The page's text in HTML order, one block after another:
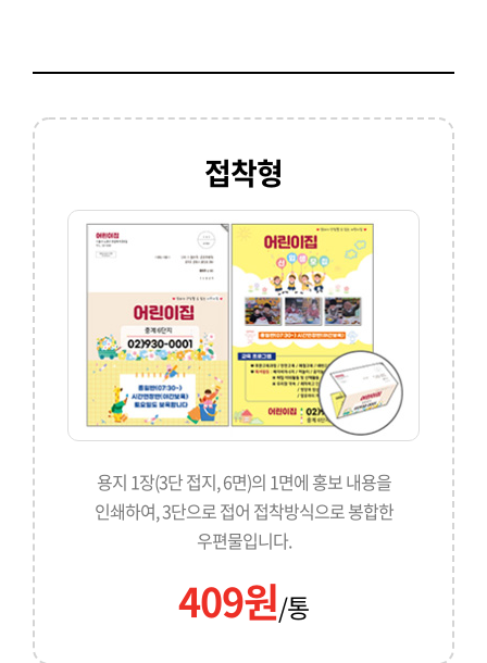
접착형
용지 1장(3단 접지, 6면)의 1면에 홍보 내용을
인쇄하여, 3단으로 접어 접착방식으로 봉합한
우편물입니다.
409원/통